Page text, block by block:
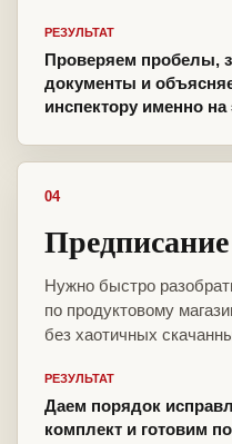
РЕЗУЛЬТАТ
Проверяем пробелы,
документы и
инспектору именно на
04
Нужно быстро
по продуктовому
без хаотичных
РЕЗУЛЬТАТ
Даем порядок
комплект и готовим